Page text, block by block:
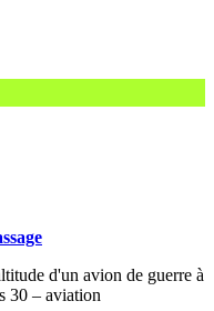
d'un avion de guerre à
30 – aviation